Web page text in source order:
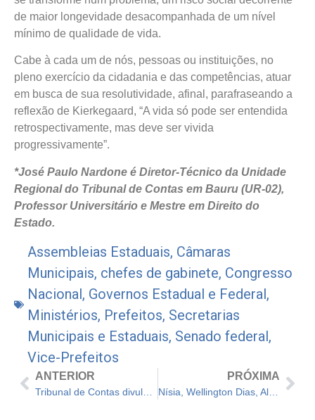
de maior longevidade desacompanhada de um nível
mínimo de qualidade de vida.
Cabe à cada um de nós, pessoas ou instituições, no
pleno exercício da cidadania e das competências, atuar
em busca de sua resolutividade, afinal, parafraseando a
reflexão de Kierkegaard, “A vida só pode ser entendida
retrospectivamente, mas deve ser vivida
progressivamente”.
*José Paulo Nardone é Diretor-Técnico da Unidade
Regional do Tribunal de Contas em Bauru (UR-02),
Professor Universitário e Mestre em Direito do
Estado.
Assembleias Estaduais, Câmaras
Municipais, chefes de gabinete, Congresso
Nacional, Governos Estadual e Federal,
Ministérios, Prefeitos, Secretarias
Municipais e Estaduais, Senado federal,
Vice-Prefeitos
ANTERIOR PRÓXIMA
Nísia, Wellington Dias, Alckmin: quem são os ministros anunciados por Lula; veja lista